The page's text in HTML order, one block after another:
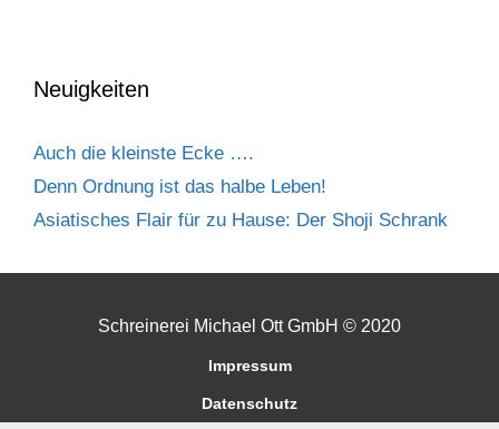
Neuigkeiten
Auch die kleinste Ecke ….
Denn Ordnung ist das halbe Leben!
Asiatisches Flair für zu Hause: Der Shoji Schrank
Schreinerei Michael Ott GmbH © 2020
Impressum
Datenschutz